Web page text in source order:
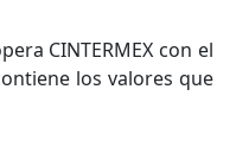
CINTERMEX con el
los valores que